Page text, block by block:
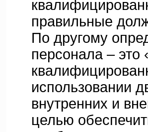
правильные
По другому
персонала – это
использовании
внутренних и
целью